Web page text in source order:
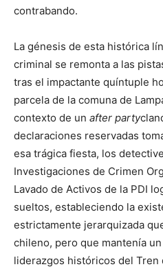
contrabando.
La génesis de esta histórica
criminal se remonta a las
tras el impactante quíntuple
parcela de la comuna de
contexto de un after party
declaraciones reservadas
esa trágica fiesta, los
Investigaciones de Crimen
Lavado de Activos de la PDI
sueltos, estableciendo la
estrictamente jerarquizada
chileno, pero que mantenía
liderazgos históricos del Tren